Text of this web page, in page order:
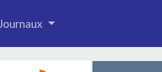
Journaux